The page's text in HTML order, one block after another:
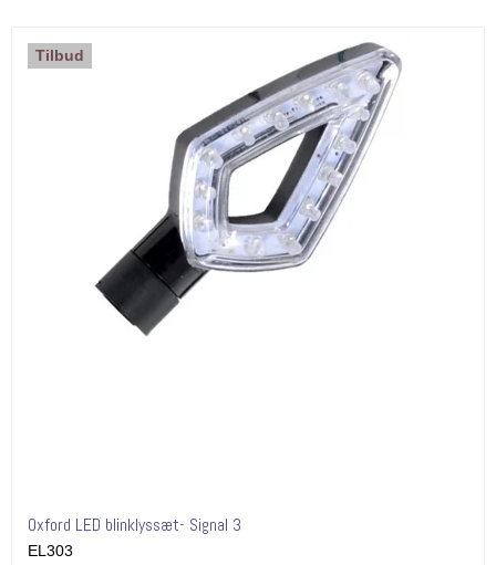
Tilbud
Oxford LED blinklyssæt- Signal 3
EL303